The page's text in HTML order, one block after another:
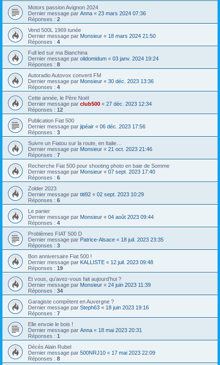
Motors passion Avignon 2024
Dernier message par Anna « 23 mars 2024 07:36
Réponses : 2
Vend 500L 1969 tunée
Dernier message par Monsieur « 18 mars 2024 21:50
Réponses : 4
Full led sur ma Bianchina
Dernier message par olidomidum « 03 janv. 2024 19:24
Réponses : 8
Autoradio Autovox converti FM
Dernier message par Monsieur « 30 déc. 2023 13:36
Réponses : 4
Cette année, le Père Noël
Dernier message par club500 « 27 déc. 2023 12:34
Réponses : 12
Publication Fiat 500
Dernier message par jipéair « 06 déc. 2023 17:56
Réponses : 3
Suivre un Fiatou sur la route, en Italie…
Dernier message par Monsieur « 21 oct. 2023 21:46
Réponses : 7
Recherche Fiat 500 pour shooting photo en baie de Somme
Dernier message par Monsieur « 07 sept. 2023 17:40
Réponses : 6
Zolder 2023
Dernier message par titi92 « 02 sept. 2023 10:29
Réponses : 6
Le panier
Dernier message par Monsieur « 04 août 2023 09:44
Réponses : 4
Problèmes FIAT 500 D
Dernier message par Patrice-Alsace « 18 juil. 2023 23:35
Réponses : 3
Bon anniversaire Fiat 500 !
Dernier message par KALLISTE « 12 juil. 2023 09:48
Réponses : 19
Et vous, qu’avez-vous fait aujourd’hui ?
Dernier message par Monsieur « 24 juin 2023 11:39
Réponses : 34
Garagiste compétent en Auvergne ?
Dernier message par Steph63 « 18 juin 2023 19:16
Réponses : 7
Elle envoie le bois !
Dernier message par Anna « 18 mai 2023 20:31
Réponses : 1
Décès Alain Rubel
Dernier message par 500NRJ10 « 17 mai 2023 22:09
Réponses : 8